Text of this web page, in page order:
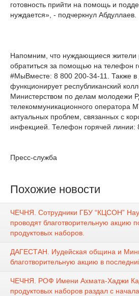
готовность прийти на помощь и
нуждается», - подчеркнул Абдуллаев.
Напомним, что нуждающиеся жители
обратиться за помощью на телефон
#МыВместе: 8 800 200-34-11. Также в
функционирует республиканский
Министерством по делам молодежи
телекоммуникационного оператора
актуальных проблем, связанных с
инфекцией. Телефон горячей линии:
Пресс-служба
Похожие новости
ЧЕЧНЯ. Сотрудники ГБУ “КЦСОН”
проводят благотворительную акцию
продуктовых наборов.
ДАГЕСТАН. Иудейская община и
благотворительную акцию в
ЧЕЧНЯ. РОФ Имени Ахмата-Хаджи
продуктовых наборов раздал с